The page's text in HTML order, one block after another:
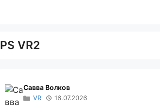
PS VR2
Савва Волков
VR 16.07.2026